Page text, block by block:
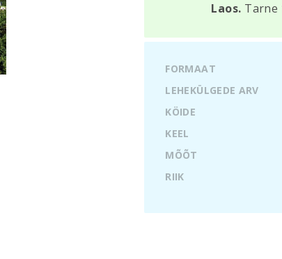
Laos. Tarne
FORMAAT
LEHEKÜLGEDE ARV
KÖIDE
KEEL
MÕÕT
RIIK